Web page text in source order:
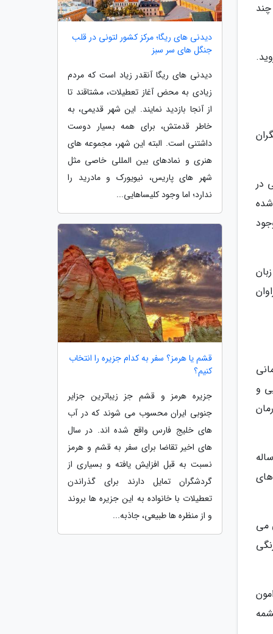
در
و
می
دیدنی های ریگا؛ مرکز کشور لتونی در قلب
جنگل های سر سبز
دیدنی های ریگا آنقدر زیاد است که مردم
زیادی به محض آغاز تعطیلات، مشتاقند تا
از آنجا بازدید نمایند. این شهر قدیمی، به
خاطر قدمتش، برای همه بسیار دوست
داشتنی است. البته این شهر، مجموعه های
هنری و نمادهای بین المللی خاصی مثل
شهر های پاریس، نیویورک و مادرید را
ندارد؛ اما وجود کلیساهایی...
قشم یا هرمز؟ سفر به کدام جزیره را انتخاب
کنیم؟
جزیره هرمز و قشم جز زیباترین جزایر
جنوبی ایران محسوب می شوند که در آب
های خلیج فارس واقع شده اند. در سال
های اخیر تقاضا برای سفر به قشم و هرمز
نسبت به قبل افزایش یافته و بسیاری از
گردشگران تمایل دارند برای گذراندن
تعطیلات با خانواده به این جزیره ها بروند
و از منظره ها طبیعی، جاذبه...